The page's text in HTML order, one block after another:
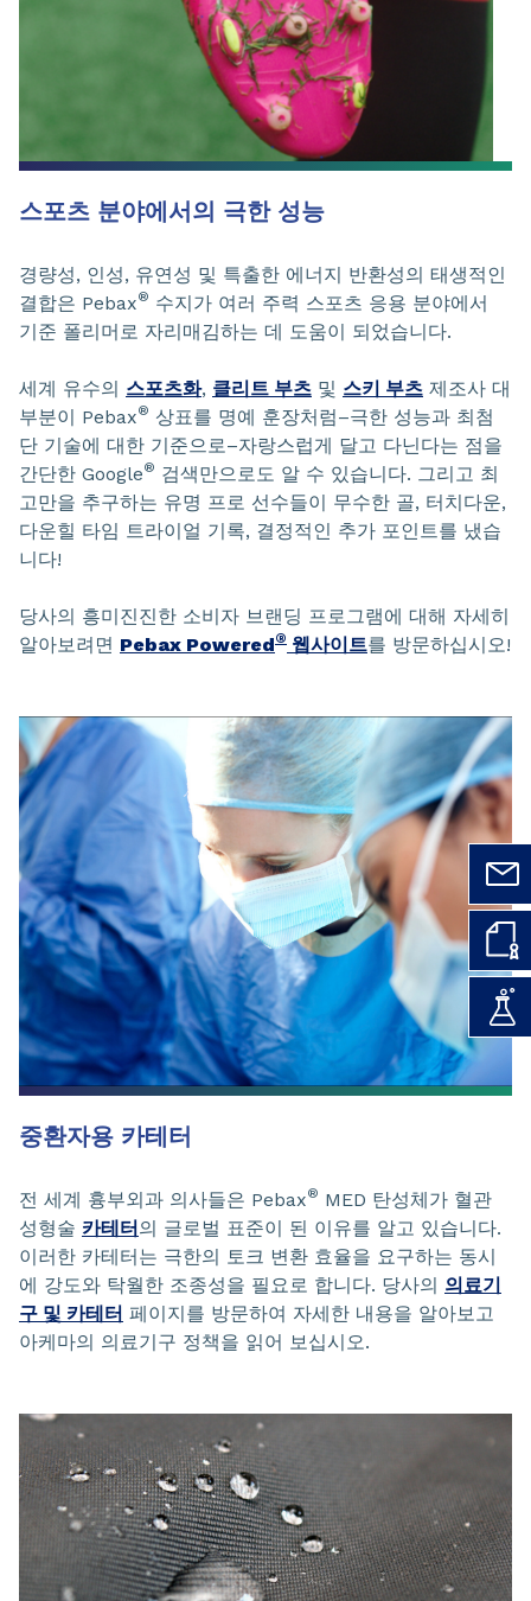
스포츠 분야에서의 극한 성능
경량성, 인성, 유연성 및 특출한 에너지 반환성의 태생적인
결합은 Pebax® 수지가 여러 주력 스포츠 응용 분야에서
기준 폴리머로 자리매김하는 데 도움이 되었습니다.
세계 유수의 스포츠화, 클리트 부츠 및 스키 부츠 제조사 대
부분이 Pebax® 상표를 명예 훈장처럼–극한 성능과 최첨
단 기술에 대한 기준으로–자랑스럽게 달고 다닌다는 점을
간단한 Google® 검색만으로도 알 수 있습니다. 그리고 최
고만을 추구하는 유명 프로 선수들이 무수한 골, 터치다운,
다운힐 타임 트라이얼 기록, 결정적인 추가 포인트를 냈습
니다!
당사의 흥미진진한 소비자 브랜딩 프로그램에 대해 자세히
알아보려면 Pebax Powered® 웹사이트를 방문하십시오!
중환자용 카테터
전 세계 흉부외과 의사들은 Pebax® MED 탄성체가 혈관
성형술 카테터의 글로벌 표준이 된 이유를 알고 있습니다.
이러한 카테터는 극한의 토크 변환 효율을 요구하는 동시
에 강도와 탁월한 조종성을 필요로 합니다. 당사의 의료기
구 및 카테터 페이지를 방문하여 자세한 내용을 알아보고
아케마의 의료기구 정책을 읽어 보십시오.